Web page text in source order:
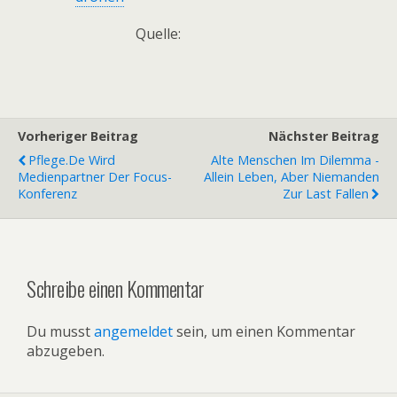
Quelle:
Vorheriger Beitrag
Pflege.de Wird
Medienpartner Der Focus-
Konferenz
Nächster Beitrag
Alte Menschen Im Dilemma -
Allein Leben, Aber Niemanden
Zur Last Fallen
Schreibe einen Kommentar
Du musstangemeldetsein, um einen Kommentar
abzugeben.